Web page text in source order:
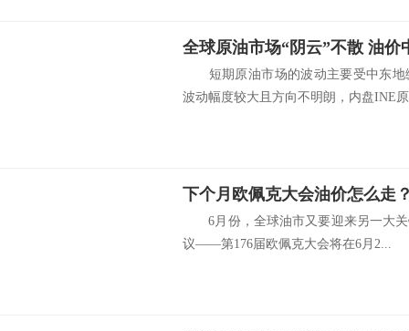
全球原油市场“阴云”不散 油价
短期原油市场的波动主要受中东地
波动幅度较大且方向不明朗，内盘INE
下个月欧佩克大会油价怎么走
6月份，全球油市又要迎来另一大关
议——第176届欧佩克大会将在6月2...